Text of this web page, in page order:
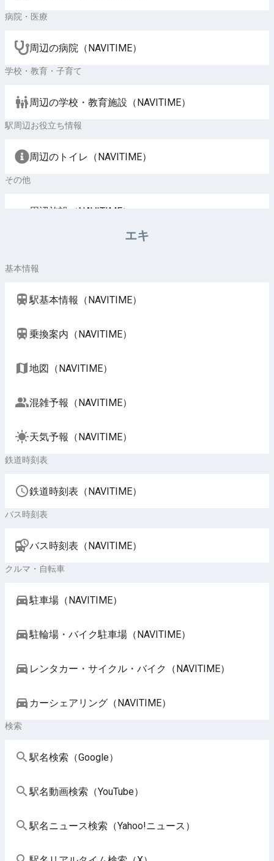
病院・医療
周辺の病院（NAVITIME）
学校・教育・子育て
周辺の学校・教育施設（NAVITIME）
駅周辺お役立ち情報
周辺のトイレ（NAVITIME）
その他
周辺施設（NAVITIME）
エキ
基本情報
駅基本情報（NAVITIME）
乗換案内（NAVITIME）
地図（NAVITIME）
混雑予報（NAVITIME）
天気予報（NAVITIME）
鉄道時刻表
鉄道時刻表（NAVITIME）
バス時刻表
バス時刻表（NAVITIME）
クルマ・自転車
駐車場（NAVITIME）
駐輪場・バイク駐車場（NAVITIME）
レンタカー・サイクル・バイク（NAVITIME）
カーシェアリング（NAVITIME）
検索
駅名検索（Google）
駅名動画検索（YouTube）
駅名ニュース検索（Yahoo!ニュース）